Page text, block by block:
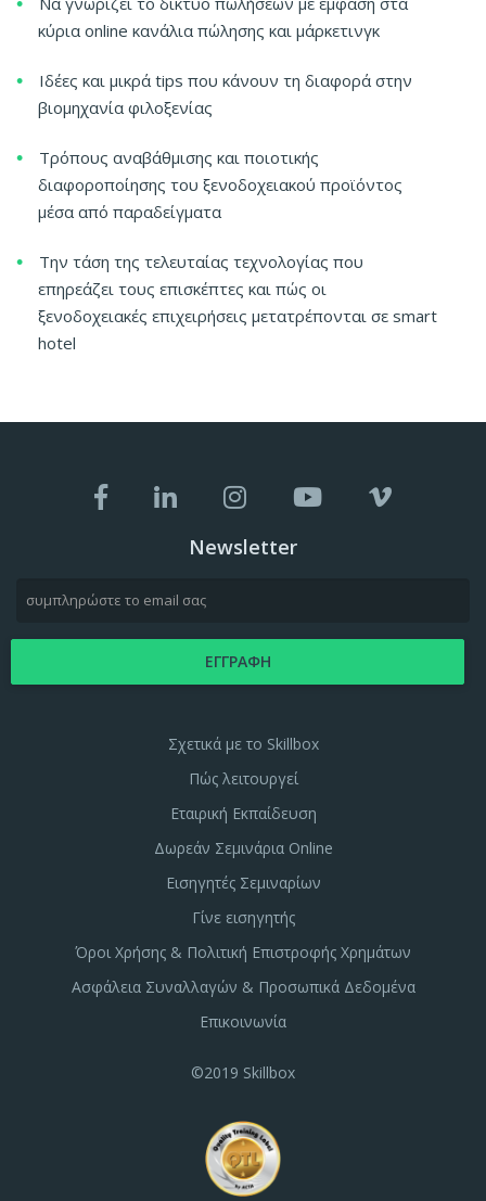
κύρια online κανάλια πώλησης και μάρκετινγκ
Ιδέες και μικρά tips που κάνουν τη διαφορά στην
βιομηχανία φιλοξενίας
Τρόπους αναβάθμισης και ποιοτικής
διαφοροποίησης του ξενοδοχειακού προϊόντος
μέσα από παραδείγματα
Την τάση της τελευταίας τεχνολογίας που
επηρεάζει τους επισκέπτες και πώς οι
ξενοδοχειακές επιχειρήσεις μετατρέπονται σε smart
hotel
Newsletter
Σχετικά με το Skillbox
Πώς λειτουργεί
Εταιρική Εκπαίδευση
Δωρεάν Σεμινάρια Online
Εισηγητές Σεμιναρίων
Γίνε εισηγητής
Όροι Χρήσης & Πολιτική Επιστροφής Χρημάτων
Ασφάλεια Συναλλαγών & Προσωπικά Δεδομένα
Επικοινωνία
©2019 Skillbox